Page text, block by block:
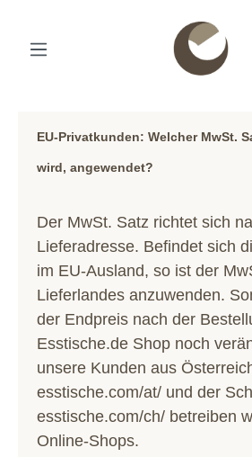
EU-Privatkunden: Welcher MwSt.
wird, angewendet?
Der MwSt. Satz richtet sich
Lieferadresse. Befindet sich
im EU-Ausland, so ist der
Lieferlandes anzuwenden.
der Endpreis nach der
Esstische.de Shop noch
unsere Kunden aus
esstische.com/at/ und der
esstische.com/ch/ betreiben
Online-Shops.